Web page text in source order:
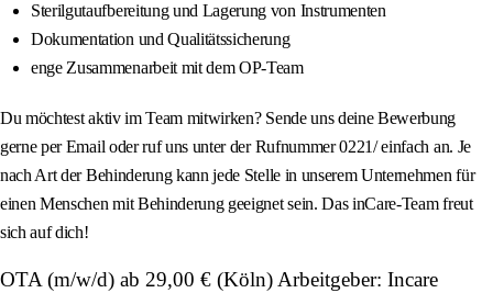
Sterilgutaufbereitung und Lagerung von Instrumenten
Dokumentation und Qualitätssicherung
enge Zusammenarbeit mit dem OP-Team
Du möchtest aktiv im Team mitwirken? Sende uns deine Bewerbung
gerne per Email oder ruf uns unter der Rufnummer 0221/ einfach an. Je
nach Art der Behinderung kann jede Stelle in unserem Unternehmen für
einen Menschen mit Behinderung geeignet sein. Das inCare-Team freut
sich auf dich!
OTA (m/w/d) ab 29,00 € (Köln) Arbeitgeber: Incare